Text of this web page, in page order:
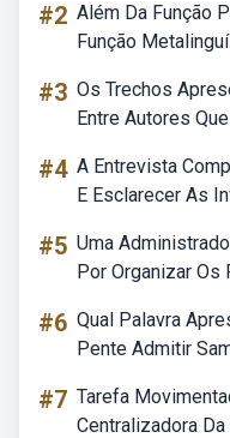
#2 Além Da Função
Função
#3 Os Trechos
Entre Autores
#4 A Entrevista
E Esclarecer As
#5 Uma
Por Organizar Os
#6 Qual Palavra
Pente Admitir
#7 Tarefa
Centralizadora